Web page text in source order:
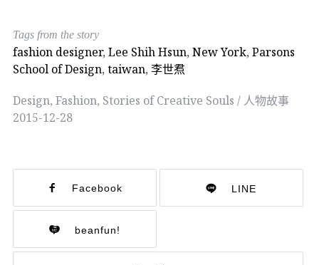
Tags from the story
fashion designer, Lee Shih Hsun, New York, Parsons
School of Design, taiwan, 李世焄
Design, Fashion, Stories of Creative Souls / 人物故事
2015-12-28
Facebook LINE
beanfun!